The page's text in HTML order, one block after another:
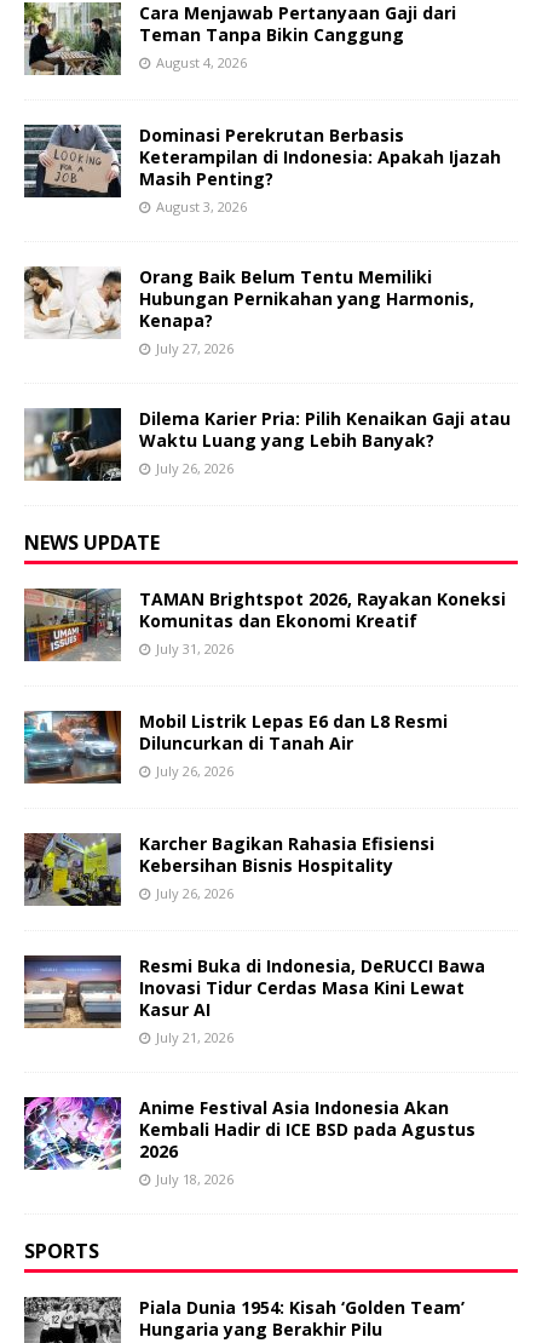
Cara Menjawab Pertanyaan Gaji dari
Teman Tanpa Bikin Canggung
August 4, 2026
Dominasi Perekrutan Berbasis
Keterampilan di Indonesia: Apakah Ijazah
Masih Penting?
August 3, 2026
Orang Baik Belum Tentu Memiliki
Hubungan Pernikahan yang Harmonis,
Kenapa?
July 27, 2026
Dilema Karier Pria: Pilih Kenaikan Gaji atau
Waktu Luang yang Lebih Banyak?
July 26, 2026
NEWS UPDATE
TAMAN Brightspot 2026, Rayakan Koneksi
Komunitas dan Ekonomi Kreatif
July 31, 2026
Mobil Listrik Lepas E6 dan L8 Resmi
Diluncurkan di Tanah Air
July 26, 2026
Karcher Bagikan Rahasia Efisiensi
Kebersihan Bisnis Hospitality
July 26, 2026
Resmi Buka di Indonesia, DeRUCCI Bawa
Inovasi Tidur Cerdas Masa Kini Lewat
Kasur AI
July 21, 2026
Anime Festival Asia Indonesia Akan
Kembali Hadir di ICE BSD pada Agustus
2026
July 18, 2026
SPORTS
Piala Dunia 1954: Kisah ‘Golden Team’
Hungaria yang Berakhir Pilu